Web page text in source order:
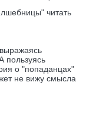
читать
пользуясь
о "попаданцах"
не вижу смысла